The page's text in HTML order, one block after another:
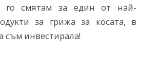
го смятам за един от най-
за грижа за косата, в
съм инвестирала!